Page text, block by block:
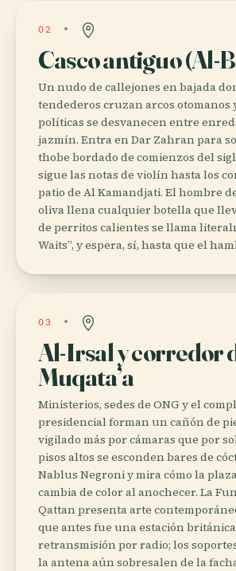
02
Casco antiguo (Al-
Un nudo de callejones en bajada
tendederos cruzan arcos otomanos
políticas se desvanecen entre
jazmín. Entra en Dar Zahran para
thobe bordado de comienzos del
sigue las notas de violín hasta los
patio de Al Kamandjati. El hombre
oliva llena cualquier botella que
de perritos calientes se llama
Waits”, y espera, sí, hasta que el
03
Al-Irsal y corredor
Muqata’a
Ministerios, sedes de ONG y el
presidencial forman un cañón de
vigilado más por cámaras que por
pisos altos se esconden bares de
Nablus Negroni y mira cómo la
cambia de color al anochecer. La
Qattan presenta arte
que antes fue una estación
retransmisión por radio; los
la antena aún sobresalen de la